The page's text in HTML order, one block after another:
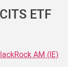
ETF
AM (IE)